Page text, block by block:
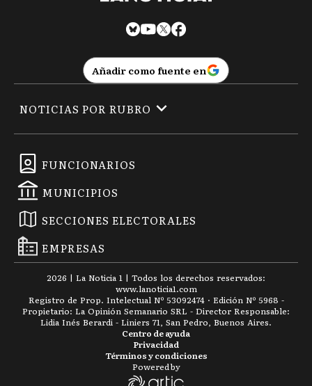
Añadir como fuente en
FUNCIONARIOS
MUNICIPIOS
SECCIONES ELECTORALES
EMPRESAS
NOTICIAS POR RUBRO
2026 | La Noticia 1 | Todos los derechos reservados:
www.lanoticia1.com
Registro de Prop. Intelectual Nº 53092474 · Edición Nº 5968 -
Propietario: La Opinión Semanario SRL - Director Responsable:
Lidia Inés Berardi - Liniers 71, San Pedro, Buenos Aires.
Términos y condiciones
Privacidad
Centro de ayuda
Powered by